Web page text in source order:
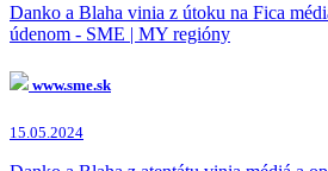
Danko a Blaha vinia z útoku na Fica
údenom - SME | MY regióny
www.sme.sk
15.05.2024